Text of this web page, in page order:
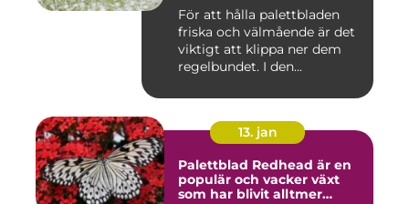
inomhusmiljöer
För att hålla palettbladen
friska och välmående är det
viktigt att klippa ner dem
regelbundet. I den...
13. jan
Palettblad Redhead är en
populär och vacker växt
som har blivit alltmer